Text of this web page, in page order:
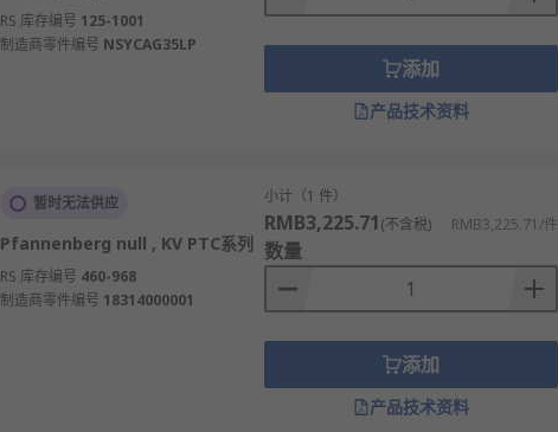
RS 库存编号 125-1001
制造商零件编号 NSYCAG35LP
添加
产品技术资料
暂时无法供应
Pfannenberg null , KV PTC系列
RS 库存编号 460-968
制造商零件编号 18314000001
小计（1 件）
RMB3,225.71(不含税) RMB3,225.71/件
数量
添加
产品技术资料